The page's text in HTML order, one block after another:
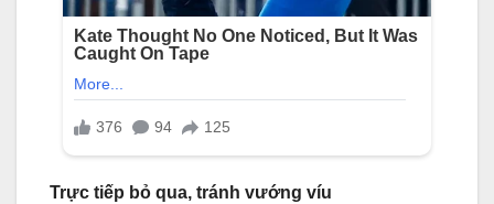
Trực tiếp bỏ qua, tránh vướng víu